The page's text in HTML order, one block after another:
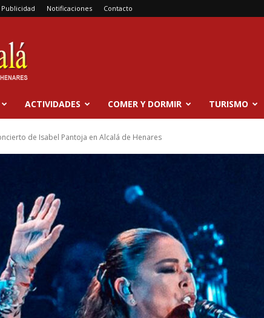
Publicidad Notificaciones Contacto
ACTIVIDADES COMER Y DORMIR TURISMO
de Isabel Pantoja en Alcalá de Henares